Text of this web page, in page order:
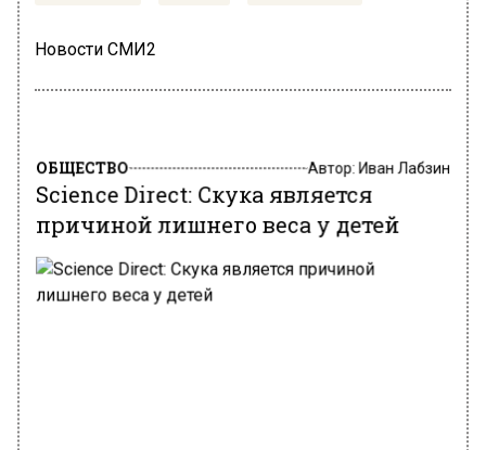
Новости СМИ2
ОБЩЕСТВО Автор:Иван Лабзин
Science Direct: Скука является
причиной лишнего веса у детей